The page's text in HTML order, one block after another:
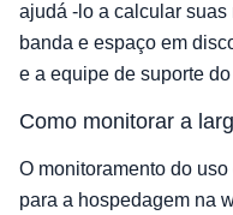
ajudá -lo a calcular
banda e espaço em
e a equipe de suporte
Como monitorar a
O monitoramento do
para a hospedagem na